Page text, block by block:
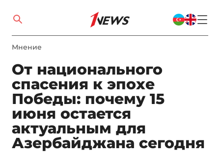
Мнение
От национального
спасения к эпохе
Победы: почему 15
июня остается
актуальным для
Азербайджана сегодня